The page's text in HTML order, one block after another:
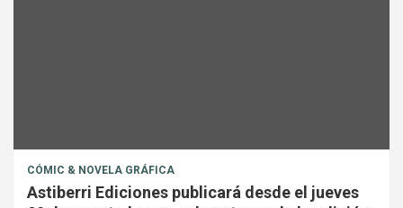
CÓMIC & NOVELA GRÁFICA
Astiberri Ediciones publicará desde el jueves